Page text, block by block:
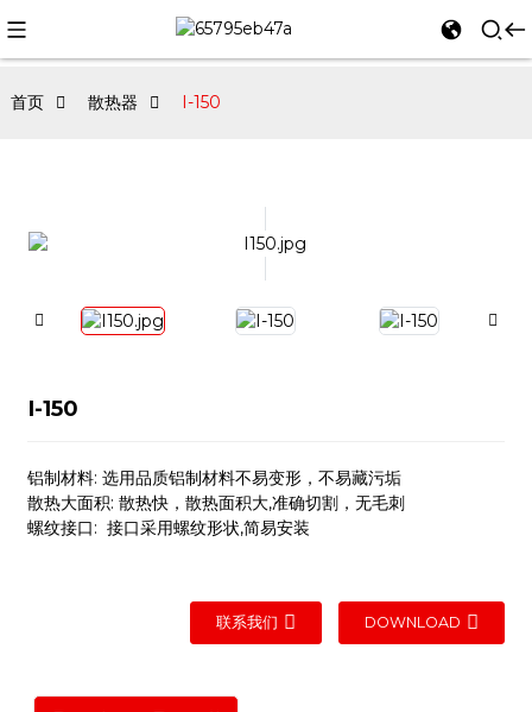
首页 散热器 I-150
I-150
铝制材料: 选用品质铝制材料不易变形，不易藏污垢
散热大面积: 散热快，散热面积大,准确切割，无毛刺
螺纹接口: 接口采用螺纹形状,简易安装
联系我们 DOWNLOAD